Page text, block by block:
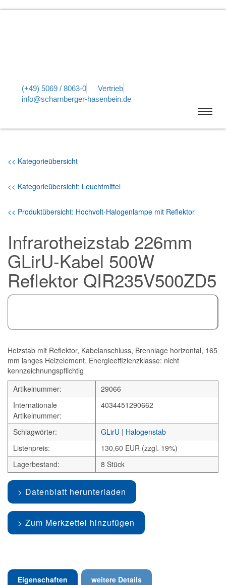
(+49) 5069 / 8063-0
Vertrieb
info@scharnberger-hasenbein.de
<< Kategorieübersicht
<< Kategorieübersicht: Leuchtmittel
<< Produktübersicht: Hochvolt-Halogenlampe mit Reflektor
Infrarotheizstab 226mm
GLirU-Kabel 500W
Reflektor QIR235V500ZD5
Heizstab mit Reflektor, Kabelanschluss, Brennlage horizontal, 165
mm langes Heizelement. Energieeffizienzklasse: nicht
kennzeichnungspflichtig
Artikelnummer:
29066
Internationale
Artikelnummer:
4034451290662
Schlagwörter: GLirU | Halogenstab
Listenpreis:
130,60 EUR (zzgl. 19%)
Lagerbestand:
8 Stück
Datenblatt herunterladen
Zum Merkzettel hinzufügen
Eigenschaften weitere Details